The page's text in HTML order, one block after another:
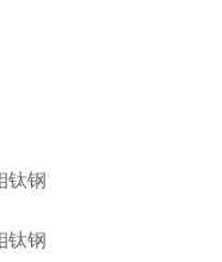
钛钢
钛钢